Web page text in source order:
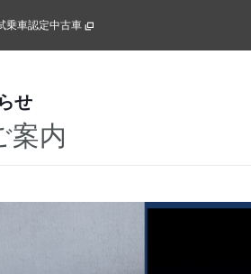
乗車認定中古車
せ
案内